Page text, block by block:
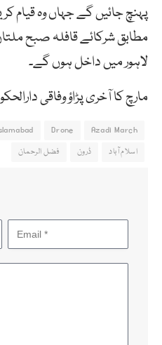
پہنچ جائیں گے جہاں وہ قیام
مطابق شرکائے قافلہ صبح
لاہور میں داخل ہوں گے۔
مارچ کا آخری پڑاؤ وفاقی
Azadi March
Drone
اسلام آباد
ڈرون فضل الرحمان